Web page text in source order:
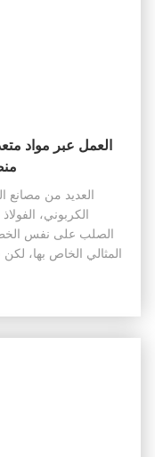
العديد من مصانع
الكربوني،
الصلب على نفس
المثالي الخاص بها،